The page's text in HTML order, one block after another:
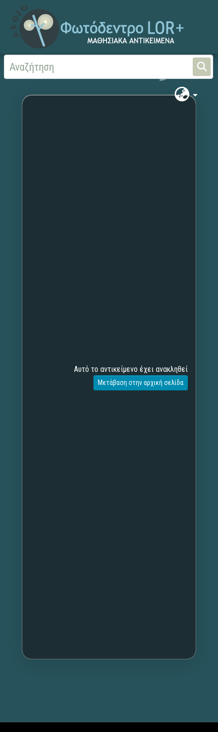
Αρχική Χωρίς τίτλο
Αυτό το αντικείμενο έχει ανακληθεί
Μετάβαση στην αρχική σελίδα